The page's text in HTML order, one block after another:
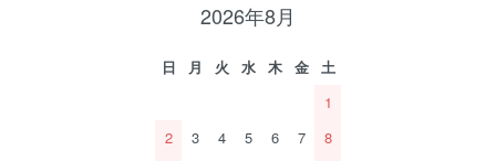
2026年8月
日 月 火 水 木 金
土
1
2
3 4 5 6 7
8